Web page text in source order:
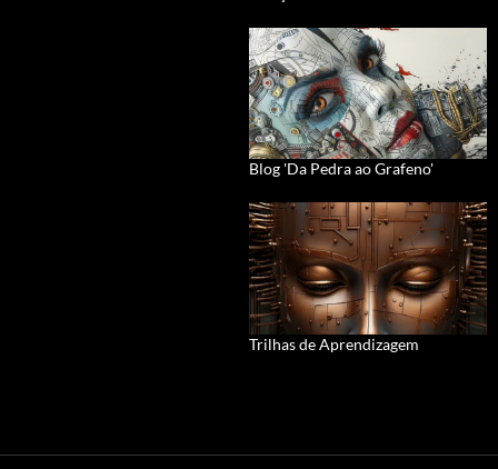
Blog 'Da Pedra ao Grafeno'
Trilhas de Aprendizagem